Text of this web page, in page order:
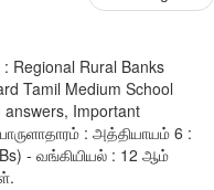
ஆகும்
மத்திய
வழங்கியுள்ளது.
ரொக்க
Regional Rural Banks
Tamil Medium School
Important
: அத்தியாயம் 6 :
- வங்கியியல் : 12 ஆம்